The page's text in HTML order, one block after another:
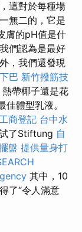
這對於每種場
無二的，它是
膚的pH值是什
們認為是最好
，我們還發現
巴 新竹撥筋技
帶椰子還是花
體型乳液。
商登記 台中水
了Stiftung 自
盤 提供量身打
其中，10
了“令人滿意